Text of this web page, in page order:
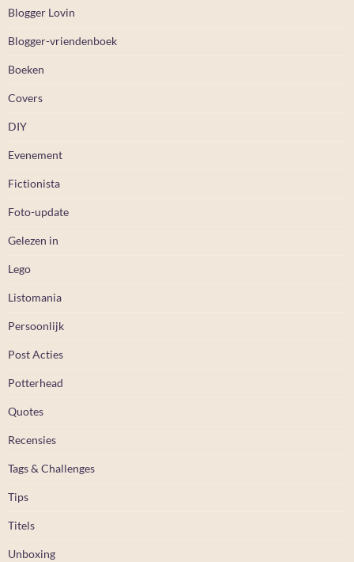
Blogger Lovin
Blogger-vriendenboek
Boeken
Covers
DIY
Evenement
Fictionista
Foto-update
Gelezen in
Lego
Listomania
Persoonlijk
Post Acties
Potterhead
Quotes
Recensies
Tags & Challenges
Tips
Titels
Unboxing